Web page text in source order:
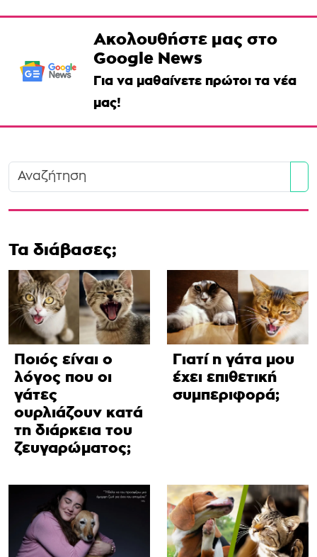
Ακολουθήστε μας στο
Google News
Για να μαθαίνετε πρώτοι τα νέα
μας!
Τα διάβασες;
Ποιός είναι ο
λόγος που οι
γάτες
ουρλιάζουν κατά
τη διάρκεια του
ζευγαρώματος;
Γιατί η γάτα μου
έχει επιθετική
συμπεριφορά;